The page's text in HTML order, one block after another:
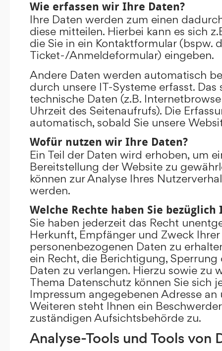
Wie erfassen wir Ihre Daten?
Ihre Daten werden zum einen
diese mitteilen. Hierbei kann es sich
die Sie in ein Kontaktformular (bspw.
Ticket-/Anmeldeformular) eingeben.
Andere Daten werden automatisch
durch unsere IT-Systeme erfasst. Das
technische Daten (z.B.
Uhrzeit des Seitenaufrufs). Die
automatisch, sobald Sie unsere
Wofür nutzen wir Ihre Daten?
Ein Teil der Daten wird erhoben, um
Bereitstellung der Website zu
können zur Analyse Ihres
werden.
Welche Rechte haben Sie bezüglich
Sie haben jederzeit das Recht
Herkunft, Empfänger und Zweck
personenbezogenen Daten zu
ein Recht, die Berichtigung,
Daten zu verlangen. Hierzu sowie zu
Thema Datenschutz können Sie sich
Impressum angegebenen Adresse an
Weiteren steht Ihnen ein
zuständigen Aufsichtsbehörde zu.
Analyse-Tools und Tools von